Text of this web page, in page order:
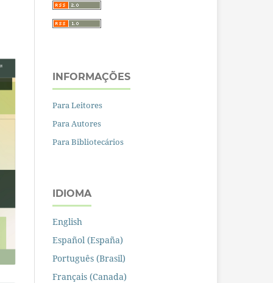
INFORMAÇÕES
Para Leitores
Para Autores
Para Bibliotecários
IDIOMA
English
Español (España)
Português (Brasil)
Français (Canada)